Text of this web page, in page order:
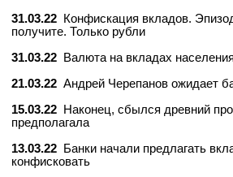
31.03.22
Конфискация вкладов.
получите. Только рубли
31.03.22
Валюта на вкладах
21.03.22 Андрей Черепанов ожидает
15.03.22
Наконец, сбылся древний
предполагала
13.03.22
Банки начали предлагать
конфисковать